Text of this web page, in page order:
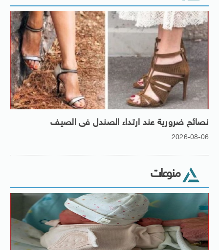
نصائح ضرورية عند ارتداء الصندل فى الصيف
2026-08-06
منوعات